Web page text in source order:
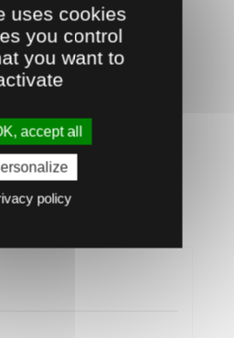
uses cookies
you control
you want to
accept all
policy